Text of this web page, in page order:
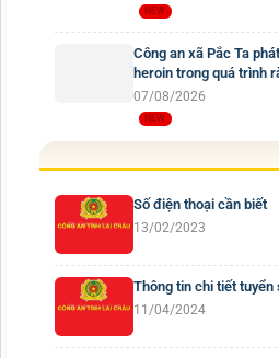
Công an xã Pắc Ta
heroin trong quá trình
07/08/2026
Số điện thoại cần biết
13/02/2023
Thông tin chi tiết tuyển
11/04/2024